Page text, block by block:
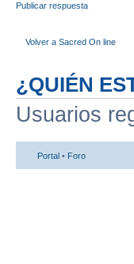
Publicar respuesta
Volver a Sacred On line
¿QUIÉN
Usuarios
Portal • Foro